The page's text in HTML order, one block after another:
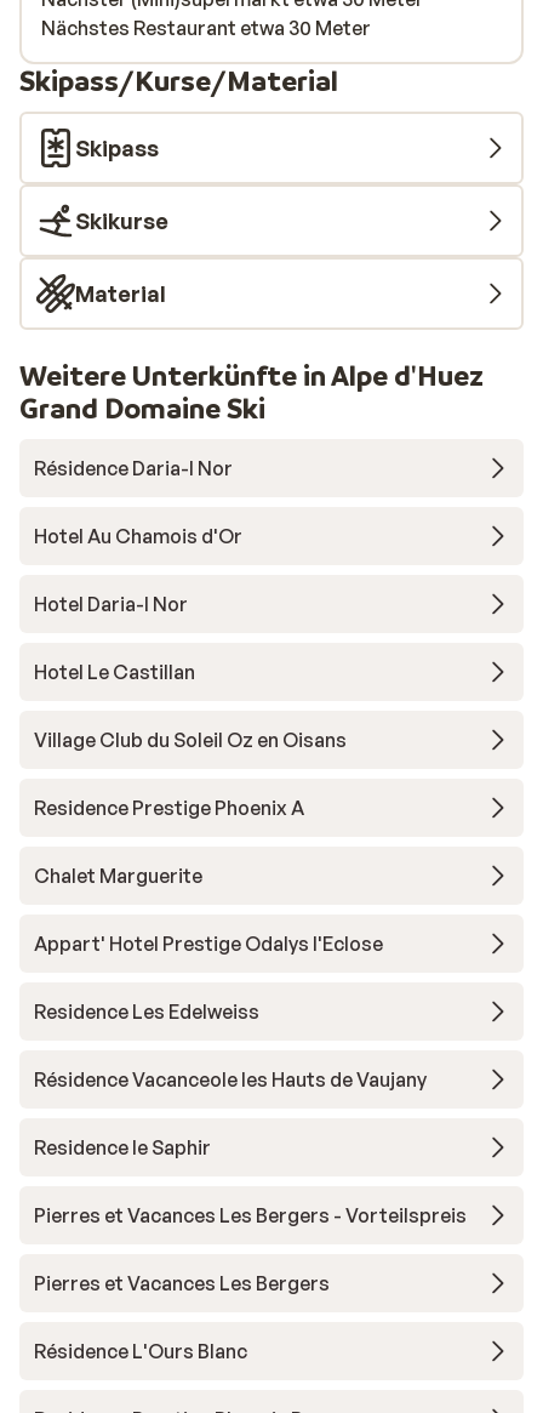
Nächstes Restaurant etwa 30 Meter
Skipass/Kurse/Material
Skipass
Skikurse
Material
Weitere Unterkünfte in Alpe d'Huez
Grand Domaine Ski
Résidence Daria-I Nor
Hotel Au Chamois d'Or
Hotel Daria-I Nor
Hotel Le Castillan
Village Club du Soleil Oz en Oisans
Residence Prestige Phoenix A
Chalet Marguerite
Appart' Hotel Prestige Odalys l'Eclose
Residence Les Edelweiss
Résidence Vacanceole les Hauts de Vaujany
Residence le Saphir
Pierres et Vacances Les Bergers - Vorteilspreis
Pierres et Vacances Les Bergers
Résidence L'Ours Blanc